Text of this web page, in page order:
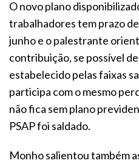
O novo plano
trabalhadores tem prazo
junho e o palestrante
contribuição, se possível
estabelecido pelas faixas
participa com o mesmo
não fica sem plano
PSAP foi saldado.
Monho salientou também